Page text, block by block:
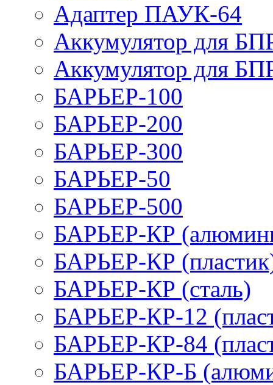
Адаптер ПАУК-64
Аккумулятор для
Аккумулятор для
БАРЬЕР-100
БАРЬЕР-200
БАРЬЕР-300
БАРЬЕР-50
БАРЬЕР-500
БАРЬЕР-КР
БАРЬЕР-КР
БАРЬЕР-КР (сталь)
БАРЬЕР-КР-12
БАРЬЕР-КР-84
БАРЬЕР-КР-Б